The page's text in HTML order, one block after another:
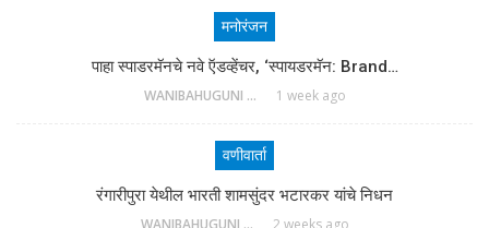
मनोरंजन
पाहा स्पाडरमॅनचे नवे ऍडव्हेंचर, ‘स्पायडरमॅन: Brand…
WANIBAHUGUNI DESK 1 week ago
वणीवार्ता
रंगारीपुरा येथील भारती शामसुंदर भटारकर यांचे निधन
WANIBAHUGUNI DESK 2 weeks ago